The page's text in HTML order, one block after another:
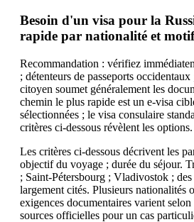
Besoin d'un visa pour la
rapide par nationalité et
Recommandation : vérifiez
; détenteurs de passeports
citoyen soumet généralement les
chemin le plus rapide est un e-visa
sélectionnées ; le visa consulaire
critères ci-dessous révèlent les options.
Les critères ci-dessous décrivent les
objectif du voyage ; durée du séjour.
; Saint-Pétersbourg ; Vladivostok ; des
largement cités. Plusieurs nationalités
exigences documentaires varient
sources officielles pour un cas